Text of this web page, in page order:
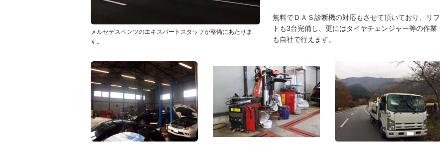
メルセデスベンツのエキスパートスタッフが整備にあたりま
す。
無料でＤＡＳ診断機の対応もさせて頂いており、リフ
トも3台完備し、更にはタイヤチェンジャー等の作業
も自社で行えます。